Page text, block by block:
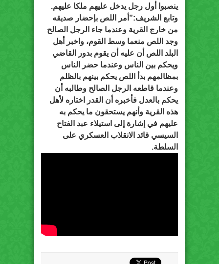
ينصبوا أول رجل يدخل عليهم ملكا عليهم.
وتابع الشريف:”أمر اللص بإحضار صديقه
من خارج القرية وعندما جاء الرجل الصالح
وجد اللص منعما وسط القوم، واخبر أهل
البلد اللص أن عليه أن يقوم بدور القاضي
ويحكم بين الناس وعندما حضر الناس
بمظالمهم بدأ اللص يحكم بينهم بالظلم
وعندما قاطعه الرجل الصالح وطالبه أن
يحكم بالعدل فأخبره أن القدر اختاره لأهل
هذه القرية وأنهم يستحقون ما يحكم به
عليهم في إشارة إلى استيلاء عبد الفتاح
السيسي قائد الانقلاب العسكري على
السلطة.